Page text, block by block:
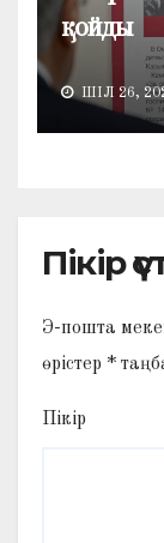
қойды
ШІЛ 26,
Пікір
Э-пошта
өрістер *
Пікір